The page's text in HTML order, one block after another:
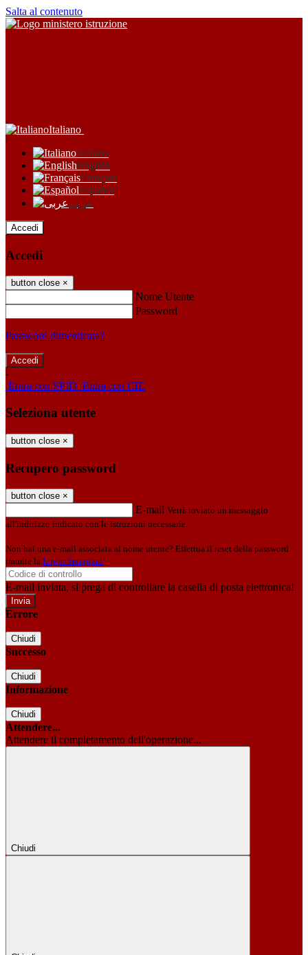
Salta al contenuto
Italiano
Italiano
English
Français
Español
عربى
Accedi
Accedi
button close ×
Nome Utente
Password
Password dimenticata?
-
Entra con SPID Entra con CIE
Seleziona utente
button close ×
Recupero password
button close ×
E-mail Verrà inviato un messaggio
all'indirizzo indicato con le istruzioni necessarie.
Non hai una e-mail associata al nome utente? Effettua il reset della password
tramite la Login Spaggiari
E-mail inviata, si prega di controllare la casella di posta elettronica!
Errore
Chiudi
Successo
Chiudi
Informazione
Chiudi
Attendere...
Attendere il completamento dell'operazione...
Chiudi